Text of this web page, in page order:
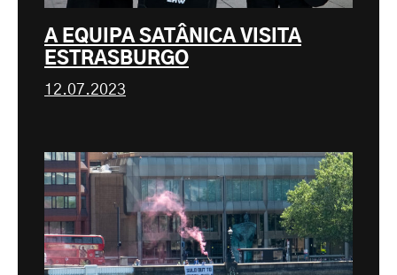
A EQUIPA SATÂNICA VISITA
ESTRASBURGO
12.07.2023